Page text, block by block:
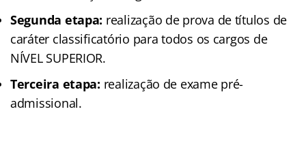
Segunda etapa: realização de prova de títulos de
caráter classificatório para todos os cargos de
NÍVEL SUPERIOR.
Terceira etapa: realização de exame pré-
admissional.